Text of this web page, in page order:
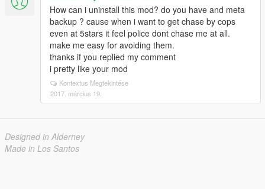
How can i uninstall this mod? do you have and meta
backup ? cause when i want to get chase by cops
even at 5stars it feel police dont chase me at all.
make me easy for avoiding them.
thanks if you replied my comment
i pretty like your mod
Kontextus Megtekintése
2017. március 19.
Designed in Alderney
Made in Los Santos